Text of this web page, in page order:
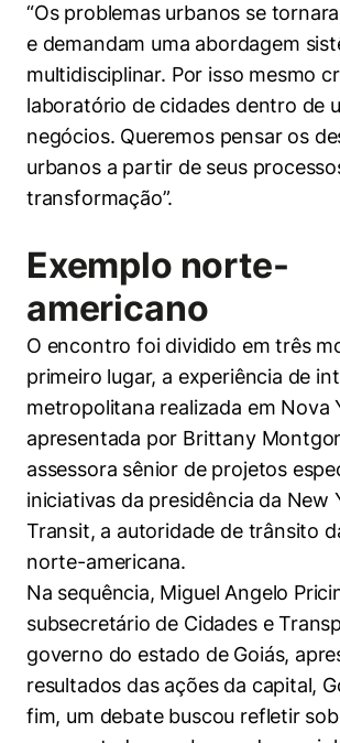
“Os problemas urbanos se
e demandam uma abordagem
multidisciplinar. Por isso mesmo
laboratório de cidades dentro de
negócios. Queremos pensar os
urbanos a partir de seus
transformação”.
Exemplo norte-
americano
O encontro foi dividido em três
primeiro lugar, a experiência de
metropolitana realizada em Nova
apresentada por Brittany
assessora sênior de projetos
iniciativas da presidência da New
Transit, a autoridade de trânsito
norte-americana.
Na sequência, Miguel Angelo
subsecretário de Cidades e
governo do estado de Goiás,
resultados das ações da capital,
fim, um debate buscou refletir